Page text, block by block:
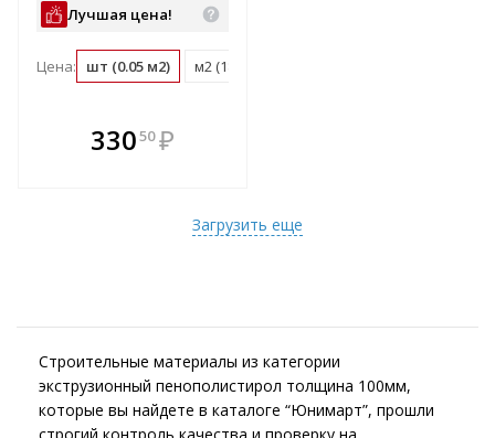
Лучшая цена!
Цена: шт (0.05 м2) м2 (18.3 шт)
33050 ₽
Загрузить еще
Строительные материалы из категории
экструзионный пенополистирол толщина 100мм,
которые вы найдете в каталоге “Юнимарт”, прошли